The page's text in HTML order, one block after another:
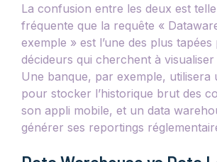
La confusion entre les deux est
fréquente que la requête «
exemple » est l’une des plus tapées
décideurs qui cherchent à
Une banque, par exemple, utilisera
pour stocker l’historique brut des
son appli mobile, et un data
générer ses reportings